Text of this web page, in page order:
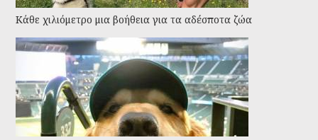
Kάθε χιλιόμετρο μια βοήθεια για τα αδέσποτα ζώα